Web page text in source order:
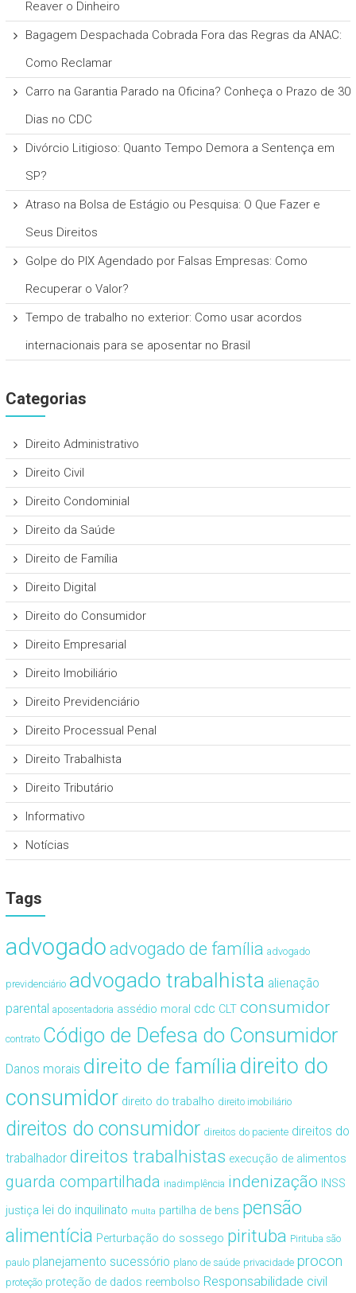
Reaver o Dinheiro
Bagagem Despachada Cobrada Fora das Regras da ANAC:
Como Reclamar
Carro na Garantia Parado na Oficina? Conheça o Prazo de 30
Dias no CDC
Divórcio Litigioso: Quanto Tempo Demora a Sentença em
SP?
Atraso na Bolsa de Estágio ou Pesquisa: O Que Fazer e
Seus Direitos
Golpe do PIX Agendado por Falsas Empresas: Como
Recuperar o Valor?
Tempo de trabalho no exterior: Como usar acordos
internacionais para se aposentar no Brasil
Categorias
Direito Administrativo
Direito Civil
Direito Condominial
Direito da Saúde
Direito de Família
Direito Digital
Direito do Consumidor
Direito Empresarial
Direito Imobiliário
Direito Previdenciário
Direito Processual Penal
Direito Trabalhista
Direito Tributário
Informativo
Notícias
Tags
advogado advogado de família advogado
previdenciário advogado trabalhista alienação
parental aposentadoria assédio moral cdc CLT consumidor
contrato Código de Defesa do Consumidor
Danos morais direito de famíliadireito do
consumidor direito do trabalho direito imobiliário
direitos do consumidor direitos do paciente direitos do
trabalhador direitos trabalhistas execução de alimentos
guarda compartilhada inadimplência indenização INSS
justiça lei do inquilinato multa partilha de bens pensão
alimentícia Perturbação do sossego pirituba Pirituba são
paulo planejamento sucessório plano de saúde privacidade procon
proteção proteção de dados reembolso Responsabilidade civil